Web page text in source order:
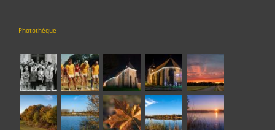
Photothèque